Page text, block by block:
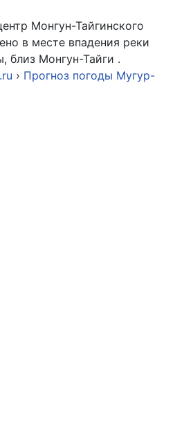
Монгун-Тайгинского
в месте впадения реки
близ Монгун-Тайги .
› Прогноз погоды Мугур-